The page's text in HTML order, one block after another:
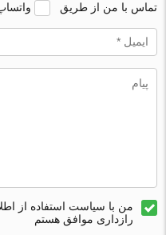
تماس با من از طریق
من با سیاست استفاده از
رازداری موافق هستم